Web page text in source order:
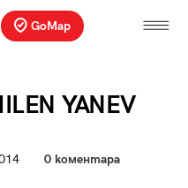
GoMap
YANEV
0 коментара